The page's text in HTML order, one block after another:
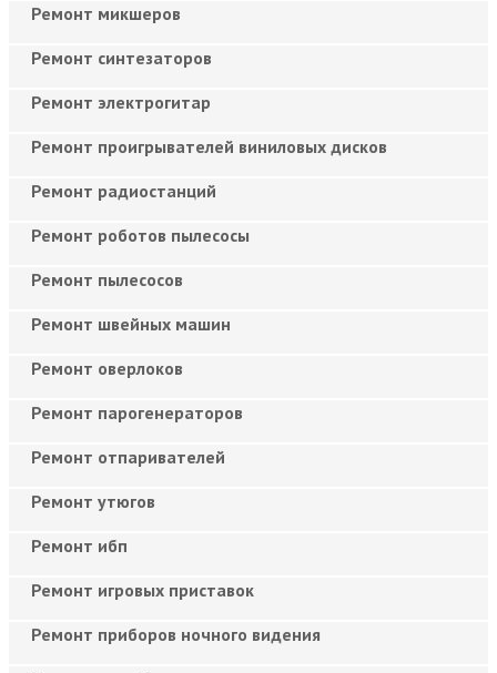
Ремонт микшеров
Ремонт синтезаторов
Ремонт электрогитар
Ремонт проигрывателей виниловых дисков
Ремонт радиостанций
Ремонт роботов пылесосы
Ремонт пылесосов
Ремонт швейных машин
Ремонт оверлоков
Ремонт парогенераторов
Ремонт отпаривателей
Ремонт утюгов
Ремонт ибп
Ремонт игровых приставок
Ремонт приборов ночного видения